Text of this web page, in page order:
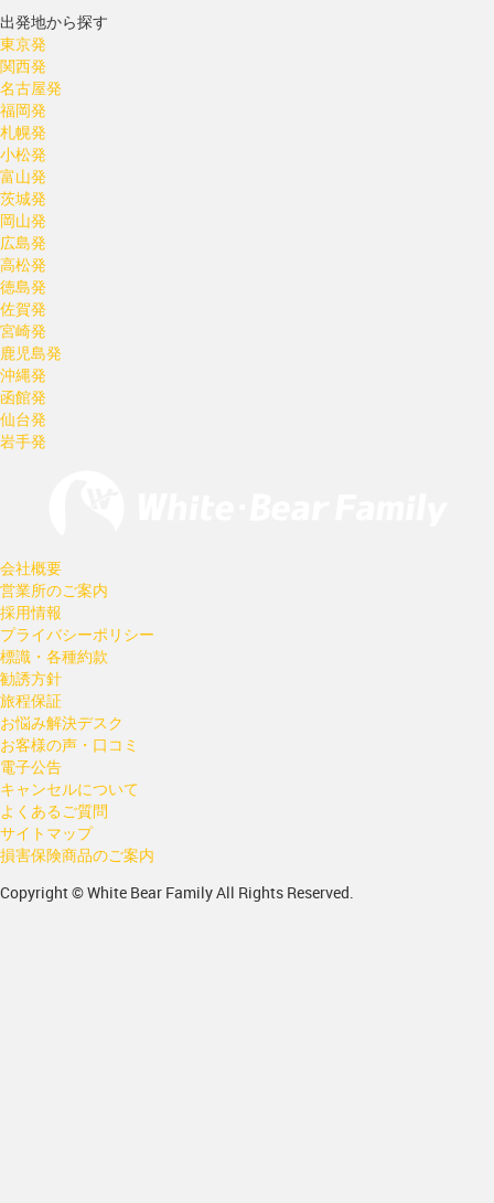
出発地から探す
東京発
関西発
名古屋発
福岡発
札幌発
小松発
富山発
茨城発
岡山発
広島発
高松発
徳島発
佐賀発
宮崎発
鹿児島発
沖縄発
函館発
仙台発
岩手発
会社概要
営業所のご案内
採用情報
プライバシーポリシー
標識・各種約款
勧誘方針
旅程保証
お悩み解決デスク
お客様の声・口コミ
電子公告
キャンセルについて
よくあるご質問
サイトマップ
損害保険商品のご案内
Copyright © White Bear Family All Rights Reserved.